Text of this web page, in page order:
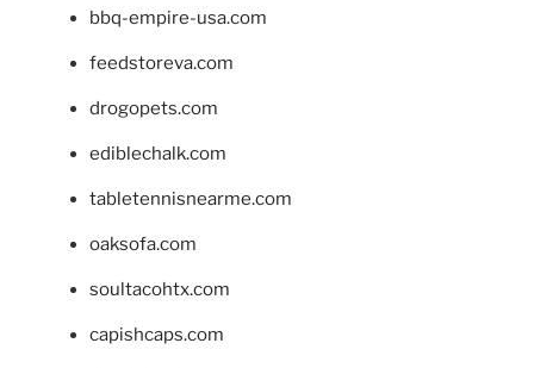
bbq-empire-usa.com
feedstoreva.com
drogopets.com
ediblechalk.com
tabletennisnearme.com
oaksofa.com
soultacohtx.com
capishcaps.com